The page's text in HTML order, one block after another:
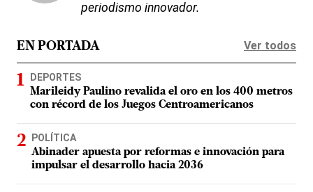
periodismo innovador.
EN PORTADA Ver todos
DEPORTES
Marileidy Paulino revalida el oro en los 400 metros
con récord de los Juegos Centroamericanos
POLÍTICA
Abinader apuesta por reformas e innovación para
impulsar el desarrollo hacia 2036